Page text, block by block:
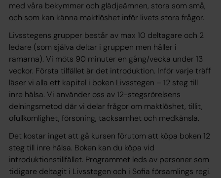
med våra bekymmer och glädjeämnen, stora som små,
och som kan känna maktlöshet inför livets stora frågor.
Livsstegens grupper består av max 10 deltagare och 2
ledare (som själva deltar i gruppen men håller i
ramarna). Vi möts 90 minuter en gång/vecka under 13
veckor. Första tilfället är det introduktion. Inför varje träff
läser vi alla ett kapitel i boken Livsstegen – 12 steg till
inre hälsa. Vi använder oss av 12-stegsrörelsens
delningsmetod där vi delar frågor om maktlöshet, tillit,
ofullkomlighet, försoning, tacksamhet och medkänsla.
Det kostar inget att gå kursen förutom att köpa boken 12
steg till inre hälsa. Boken kan du köpa vid
introduktionstillfället. Programmet leds av personer som
tidigare deltagit i Livsstegen och i Sofia församlings regi.